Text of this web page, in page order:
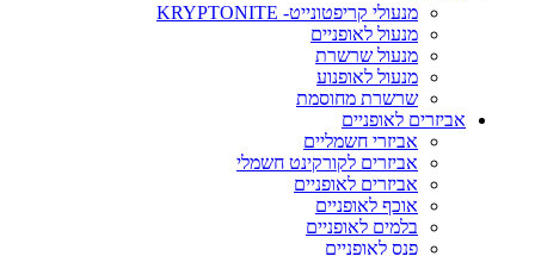
מנעולי קריפטונייט- KRYPTONITE
מנעול לאופניים
מנעול שרשרת
מנעול לאופנוע
שרשרת מחוסמת
אביזרים לאופניים
אביזרי חשמליים
אביזרים לקורקינט חשמלי
אביזרים לאופניים
אוכף לאופניים
בלמים לאופניים
פנס לאופניים